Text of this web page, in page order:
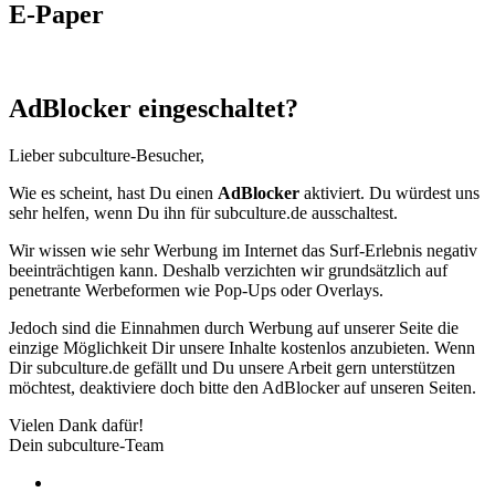
E-Paper
AdBlocker eingeschaltet?
Lieber subculture-Besucher,
Wie es scheint, hast Du einen AdBlocker aktiviert. Du würdest uns
sehr helfen, wenn Du ihn für subculture.de ausschaltest.
Wir wissen wie sehr Werbung im Internet das Surf-Erlebnis negativ
beeinträchtigen kann. Deshalb verzichten wir grundsätzlich auf
penetrante Werbeformen wie Pop-Ups oder Overlays.
Jedoch sind die Einnahmen durch Werbung auf unserer Seite die
einzige Möglichkeit Dir unsere Inhalte kostenlos anzubieten. Wenn
Dir subculture.de gefällt und Du unsere Arbeit gern unterstützen
möchtest, deaktiviere doch bitte den AdBlocker auf unseren Seiten.
Vielen Dank dafür!
Dein subculture-Team